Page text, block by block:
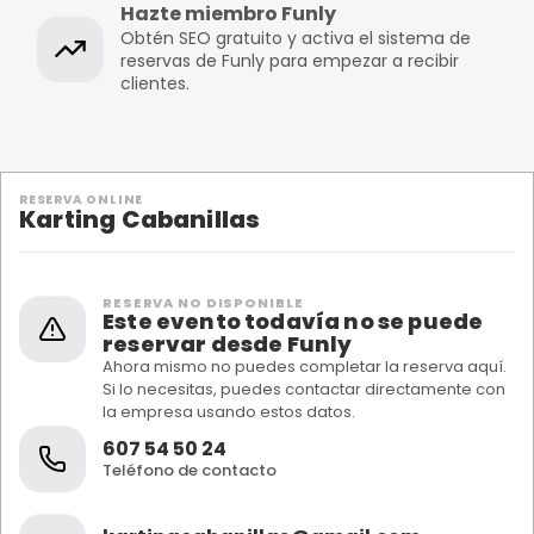
Hazte miembro Funly
Obtén SEO gratuito y activa el sistema de
reservas de Funly para empezar a recibir
clientes.
RESERVA ONLINE
Karting Cabanillas
RESERVA NO DISPONIBLE
Este evento todavía no se puede
reservar desde Funly
Ahora mismo no puedes completar la reserva aquí.
Si lo necesitas, puedes contactar directamente con
la empresa usando estos datos.
607 54 50 24
Teléfono de contacto